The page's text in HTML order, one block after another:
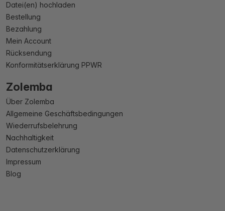
Datei(en) hochladen
Bestellung
Bezahlung
Mein Account
Rücksendung
Konformitätserklärung PPWR
Zolemba
Über Zolemba
Allgemeine Geschäftsbedingungen
Wiederrufsbelehrung
Nachhaltigkeit
Datenschutzerklärung
Impressum
Blog